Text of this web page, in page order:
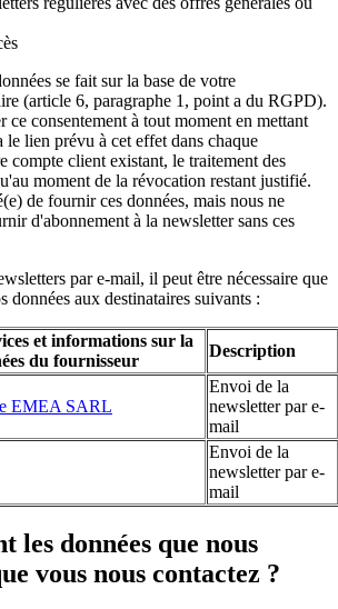
se fait sur la base de votre
(article 6, paragraphe 1, point a du RGPD).
ce consentement à tout moment en mettant
lien prévu à cet effet dans chaque
compte client existant, le traitement des
moment de la révocation restant justifié.
de fournir ces données, mais nous ne
d'abonnement à la newsletter sans ces
par e-mail, il peut être nécessaire que
données aux destinataires suivants :
et informations sur la
du fournisseur
Description
EMEA SARL
Envoi de la
newsletter par e-
mail
Envoi de la
newsletter par e-
mail
les données que nous
vous nous contactez ?